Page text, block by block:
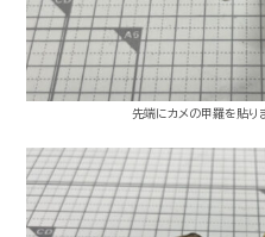
先端にカメの甲羅を貼り